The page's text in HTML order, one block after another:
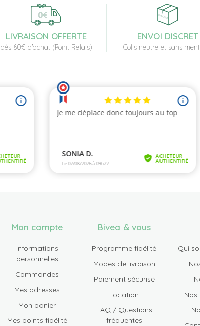
LIVRAISON OFFERTE
dès 60€ d'achat (Point Relais)
ENVOI DISCRET
Colis neutre et sans
Mon compte
Informations
personnelles
Commandes
Mes adresses
Mon panier
Mes points fidélité
Bivea & vous
Programme fidélité
Modes de livraison
Paiement sécurisé
Location
FAQ / Questions
fréquentes
Qui
Nos